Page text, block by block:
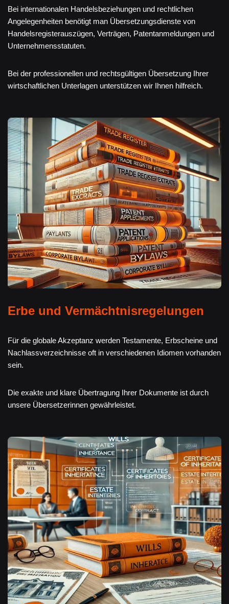
Bei internationalen Handelsbeziehungen und rechtlichen
Angelegenheiten benötigt man Übersetzungsdienste von
Handelsregisterauszügen, Verträgen, Patentanmeldungen und
Unternehmensstatuten.
Bei der professionellen und rechtsgültigen Übersetzung Ihrer
wirtschaftlichen Unterlagen unterstützen wir Ihnen hilfreich.
Erbe und Vermächtnisregelungen
Für die globale Akzeptanz werden Testamente, Erbscheine und
Nachlassverzeichnisse oft in verschiedenen Idiomen vorhanden
sein.
Die exakte und klare Übertragung Ihrer Dokumente ist durch
unsere Übersetzerinnen gewährleistet.